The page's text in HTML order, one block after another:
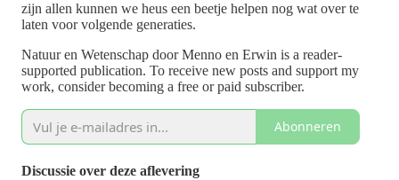
zijn allen kunnen we heus een beetje helpen nog wat over te
laten voor volgende generaties.
Natuur en Wetenschap door Menno en Erwin is a reader-
supported publication. To receive new posts and support my
work, consider becoming a free or paid subscriber.
Abonneren
Discussie over deze aflevering